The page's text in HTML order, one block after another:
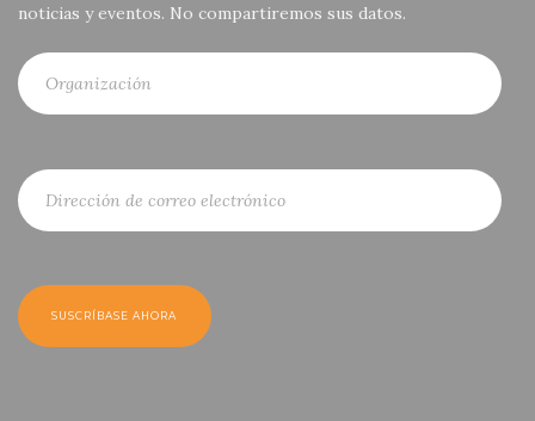
noticias y eventos. No compartiremos sus datos.